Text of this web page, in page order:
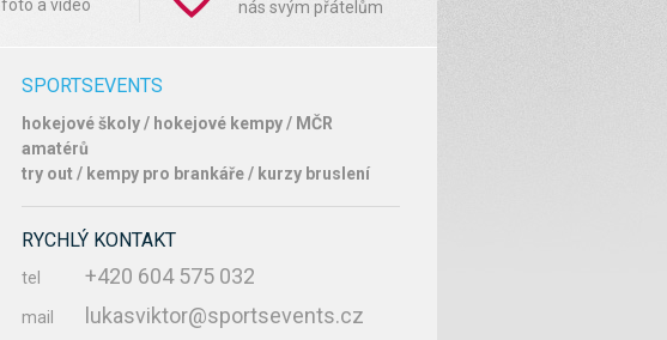
foto a video nás svým přátelům
SPORTSEVENTS
hokejové školy / hokejové kempy / MČR
amatérů
try out / kempy pro brankáře / kurzy bruslení
RYCHLÝ KONTAKT
tel +420 604 575 032
mail lukasviktor@sportsevents.cz